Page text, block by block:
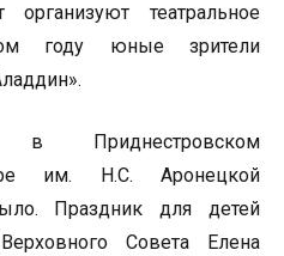
театральное
году юные зрители
в Приднестровском
им. Н.С. Аронецкой
Праздник для детей
Совета Елена